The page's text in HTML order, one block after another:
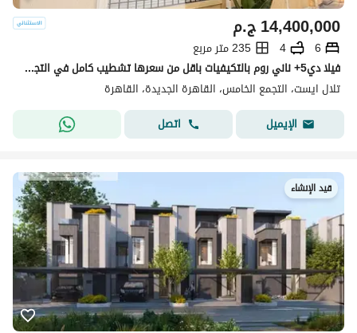
ج.م14,400,000
6
4
235 متر مربع
فيلا دي5+ ناني روم بالتكيفيات باقل من سعرها تشطيب كامل في التجمع
تلال ايست، التجمع الخامس، القاهرة الجديدة، القاهرة
الإيميل
اتصل
قيد الإنشاء